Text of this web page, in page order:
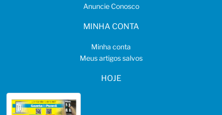
Anuncie Conosco
MINHA CONTA
Minha conta
Meus artigos salvos
HOJE